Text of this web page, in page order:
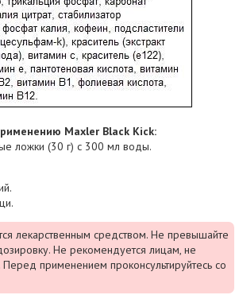
Maxler Black Kick:
ложки (30 г) с 300 мл воды.
лекарственным средством. Не превышайте
Не рекомендуется лицам, не
применением проконсультируйтесь со